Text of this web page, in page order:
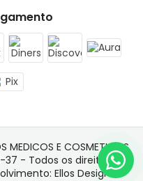
MEDICOS E COSMETICOS
37 - Todos os direitos
Ellos Design